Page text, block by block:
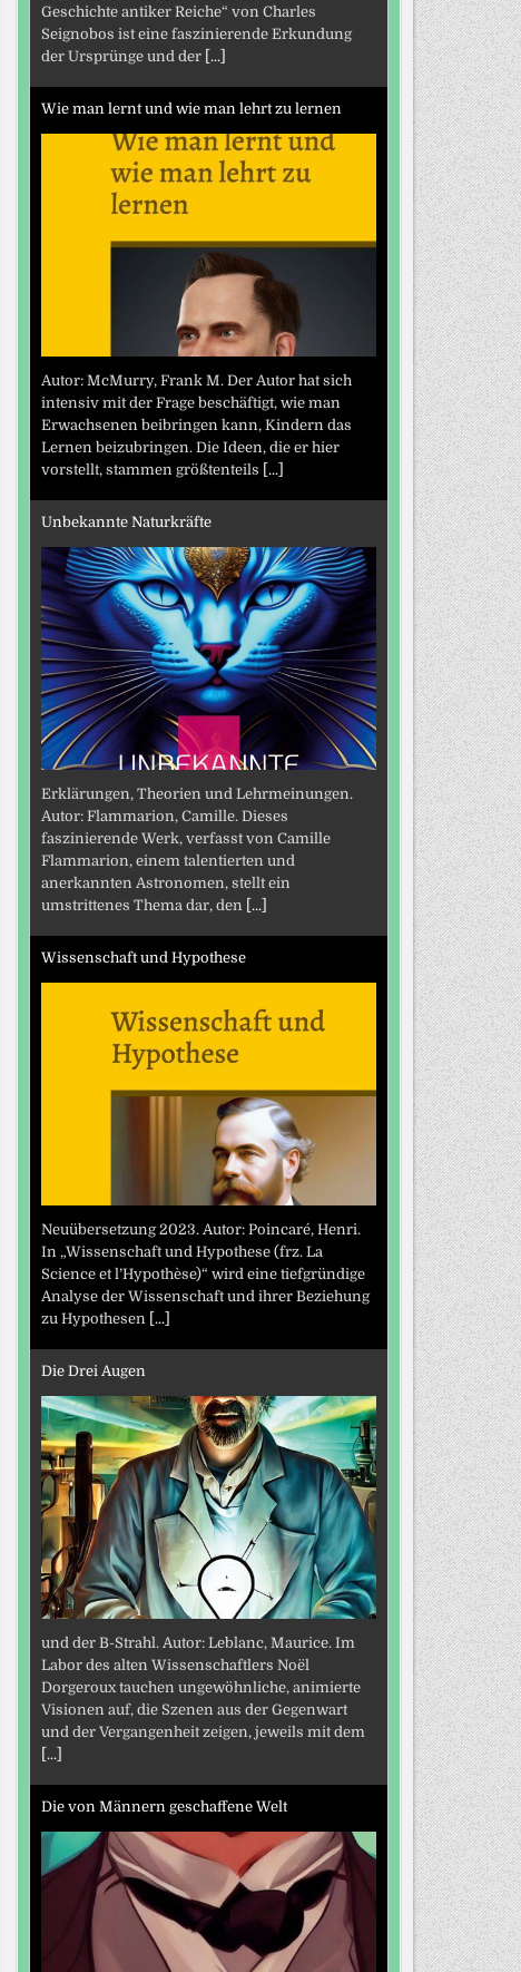
Geschichte antiker Reiche“ von Charles
Seignobos ist eine faszinierende Erkundung
der Ursprünge und der [...]
Wie man lernt und wie man lehrt zu lernen
Autor: McMurry, Frank M. Der Autor hat sich
intensiv mit der Frage beschäftigt, wie man
Erwachsenen beibringen kann, Kindern das
Lernen beizubringen. Die Ideen, die er hier
vorstellt, stammen größtenteils [...]
Unbekannte Naturkräfte
Erklärungen, Theorien und Lehrmeinungen.
Autor: Flammarion, Camille. Dieses
faszinierende Werk, verfasst von Camille
Flammarion, einem talentierten und
anerkannten Astronomen, stellt ein
umstrittenes Thema dar, den [...]
Wissenschaft und Hypothese
Neuübersetzung 2023. Autor: Poincaré, Henri.
In „Wissenschaft und Hypothese (frz. La
Science et l’Hypothèse)“ wird eine tiefgründige
Analyse der Wissenschaft und ihrer Beziehung
zu Hypothesen [...]
Die Drei Augen
und der B-Strahl. Autor: Leblanc, Maurice. Im
Labor des alten Wissenschaftlers Noël
Dorgeroux tauchen ungewöhnliche, animierte
Visionen auf, die Szenen aus der Gegenwart
und der Vergangenheit zeigen, jeweils mit dem
[...]
Die von Männern geschaffene Welt